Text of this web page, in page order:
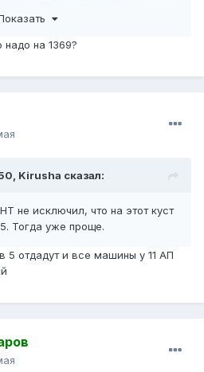
на 1369?
Kirusha сказал:
не исключил, что на этот куст
Тогда уже проще.
5 отдадут и все машины у 11 АП